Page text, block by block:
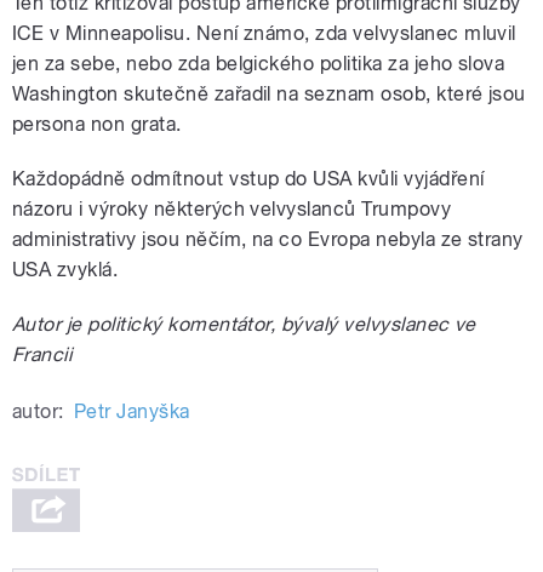
ICE v Minneapolisu. Není známo, zda velvyslanec mluvil
jen za sebe, nebo zda belgického politika za jeho slova
Washington skutečně zařadil na seznam osob, které jsou
persona non grata.
Každopádně odmítnout vstup do USA kvůli vyjádření
názoru i výroky některých velvyslanců Trumpovy
administrativy jsou něčím, na co Evropa nebyla ze strany
USA zvyklá.
Autor je politický komentátor, bývalý velvyslanec ve
Francii
autor: Petr Janyška